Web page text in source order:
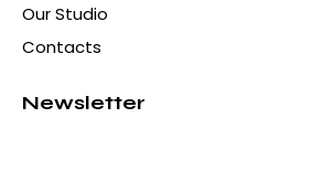
Our Studio
Contacts
Newsletter